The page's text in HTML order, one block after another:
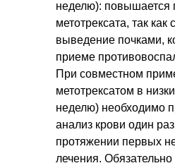
неделю): повышается
метотрексата, так как
выведение почками,
приеме
При совместном
метотрексатом в
неделю) необходимо
анализ крови один
протяжении первых
лечения.